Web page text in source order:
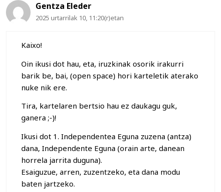
Gentza Eleder
2025 urtarrilak 10, 11:20(r)etan
Kaixo!
Oin ikusi dot hau, eta, iruzkinak osorik irakurri
barik be, bai, (open space) hori karteletik aterako
nuke nik ere.
Tira, kartelaren bertsio hau ez daukagu guk,
ganera ;-)!
Ikusi dot 1. Independentea Eguna zuzena (antza)
dana, Independente Eguna (orain arte, danean
horrela jarrita duguna).
Esaiguzue, arren, zuzentzeko, eta dana modu
baten jartzeko.